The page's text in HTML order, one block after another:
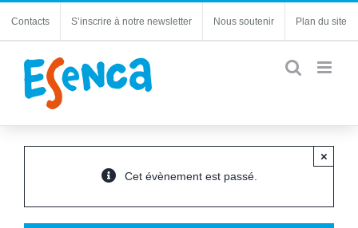
Contacts S’inscrire à notre newsletter Nous soutenir Plan du site
Cet évènement est passé.
×